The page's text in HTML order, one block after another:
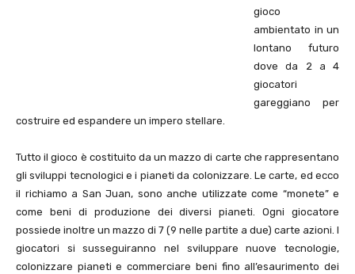
gioco
ambientato in un
lontano futuro
dove da 2 a 4
giocatori
gareggiano per
costruire ed espandere un impero stellare.
Tutto il gioco è costituito da un mazzo di carte che rappresentano
gli sviluppi tecnologici e i pianeti da colonizzare. Le carte, ed ecco
il richiamo a San Juan, sono anche utilizzate come “monete” e
come beni di produzione dei diversi pianeti. Ogni giocatore
possiede inoltre un mazzo di 7 (9 nelle partite a due) carte azioni. I
giocatori si susseguiranno nel sviluppare nuove tecnologie,
colonizzare pianeti e commerciare beni fino all’esaurimento dei